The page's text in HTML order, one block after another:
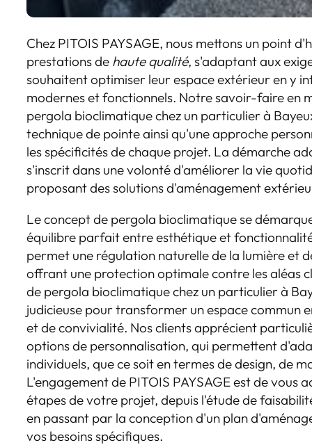
Chez PITOIS PAYSAGE, nous mettons un point
prestations de haute qualité, s'adaptant aux
souhaitent optimiser leur espace extérieur en y
modernes et fonctionnels. Notre savoir-faire en
pergola bioclimatique chez un particulier à
technique de pointe ainsi qu'une approche
les spécificités de chaque projet. La démarche
s'inscrit dans une volonté d'améliorer la vie
proposant des solutions d'aménagement
Le concept de pergola bioclimatique se
équilibre parfait entre esthétique et
permet une régulation naturelle de la lumière et
offrant une protection optimale contre les aléas
de pergola bioclimatique chez un particulier à
judicieuse pour transformer un espace commun
et de convivialité. Nos clients apprécient
options de personnalisation, qui permettent
individuels, que ce soit en termes de design, de
L'engagement de PITOIS PAYSAGE est de vous
étapes de votre projet, depuis l'étude de
en passant par la conception d'un plan
vos besoins spécifiques.